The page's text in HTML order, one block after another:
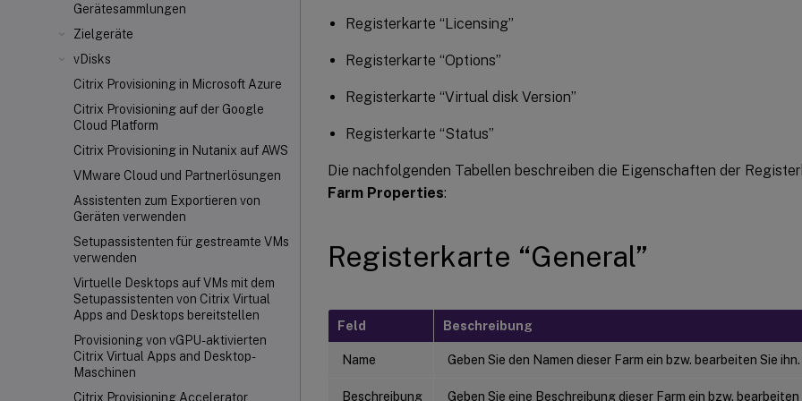
Gerätesammlungen
Zielgeräte
vDisks
Citrix Provisioning in Microsoft Azure
Citrix Provisioning auf der Google
Cloud Platform
Citrix Provisioning in Nutanix auf AWS
VMware Cloud und Partnerlösungen
Assistenten zum Exportieren von
Geräten verwenden
Setupassistenten für gestreamte VMs
verwenden
Virtuelle Desktops auf VMs mit dem
Setupassistenten von Citrix Virtual
Apps and Desktops bereitstellen
Provisioning von vGPU-aktivierten
Citrix Virtual Apps and Desktop-
Maschinen
Citrix Provisioning Accelerator
Registerkarte “Licensing”
Registerkarte “Options”
Registerkarte “Virtual disk Version”
Registerkarte “Status”
Die nachfolgenden Tabellen beschreiben die Eigenschaften der
Farm Properties:
Registerkarte “General”
Feld Beschreibung
Name Geben Sie den Namen dieser Farm ein bzw. bearbeiten Sie ihn.
Beschreibung Geben Sie eine Beschreibung dieser Farm ein bzw. bearbeiten